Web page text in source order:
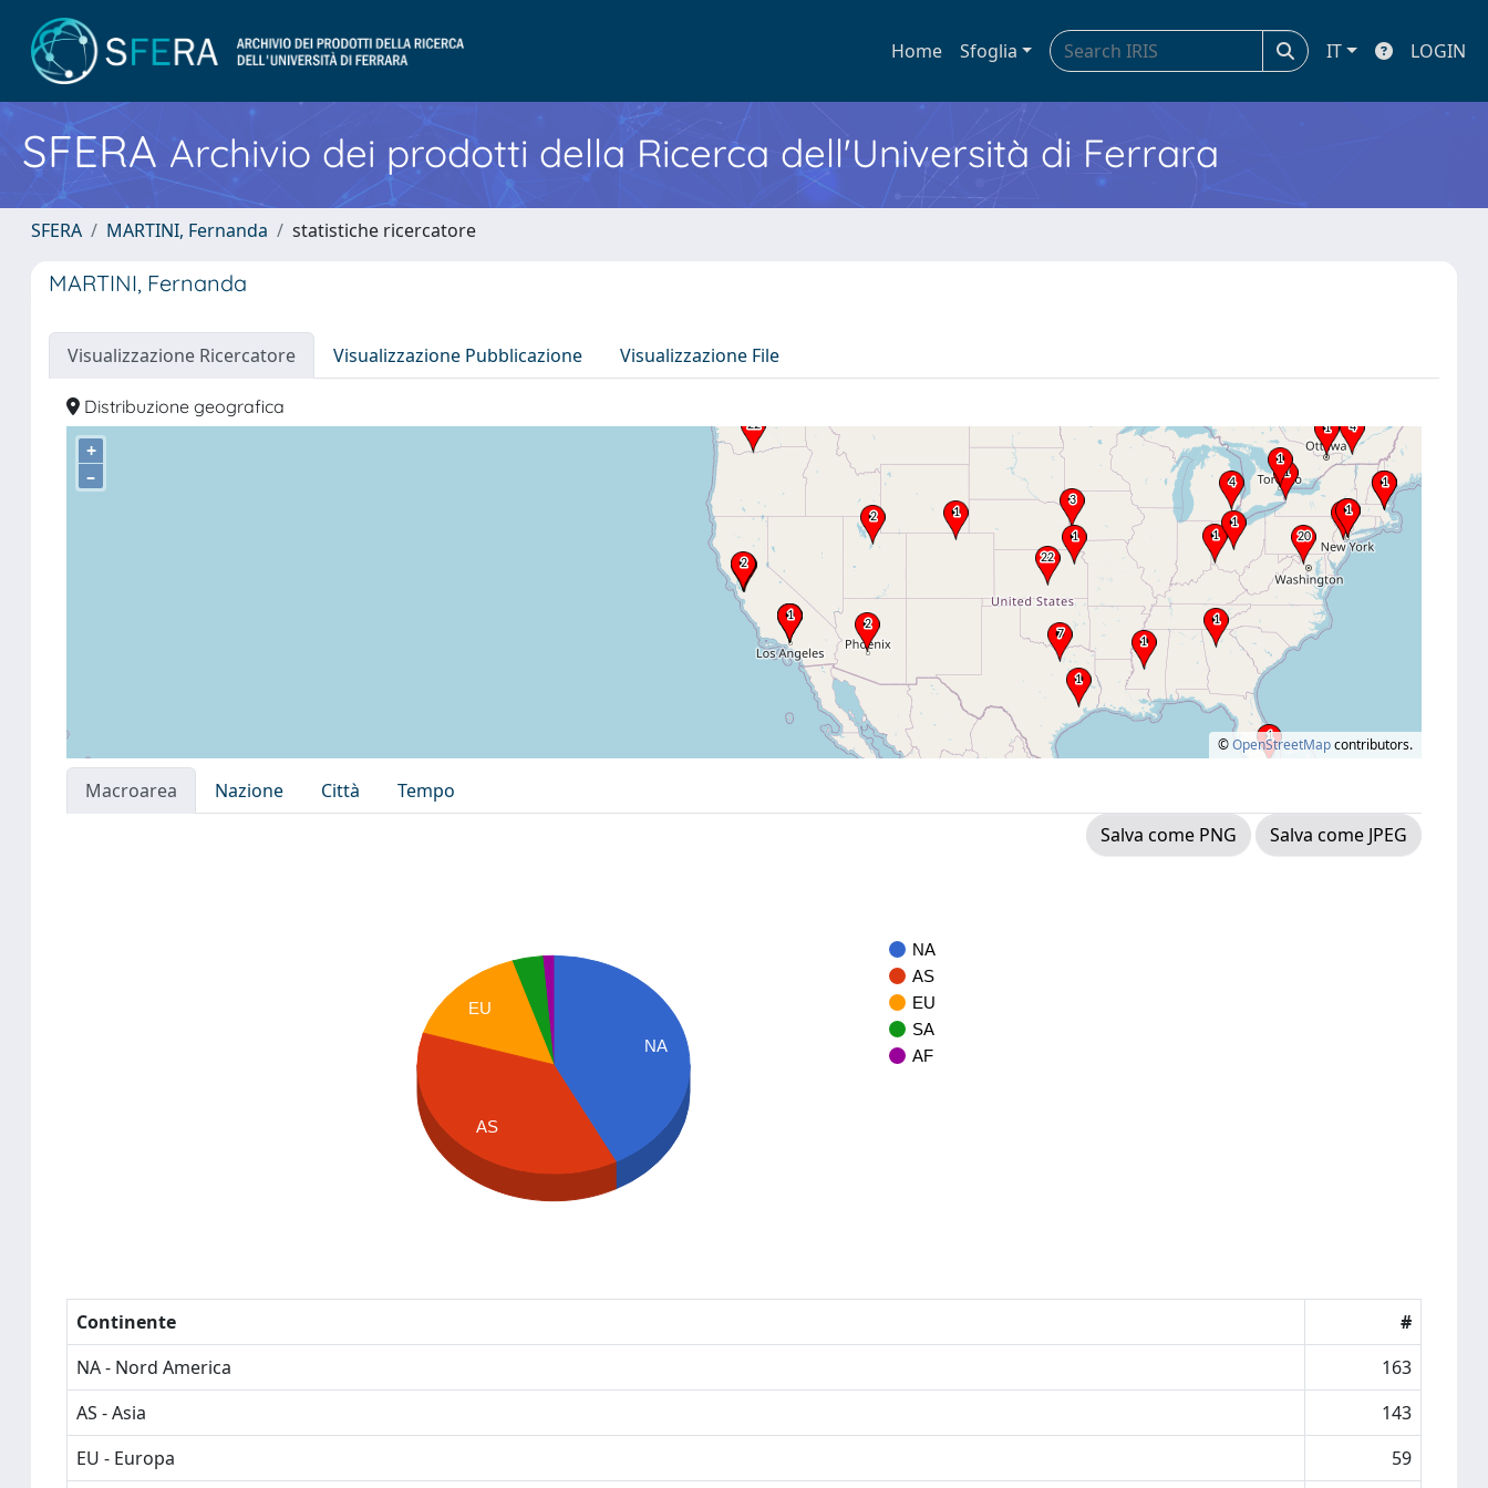
Home Sfoglia IT LOGIN
SFERA Archivio dei prodotti della Ricerca dell'Università di Ferrara
SFERA MARTINI, Fernanda statistiche ricercatore
MARTINI, Fernanda
Visualizzazione Ricercatore Visualizzazione Pubblicazione Visualizzazione File
Distribuzione geografica
+
–
©OpenStreetMapcontributors.
Macroarea Nazione Città
Tempo
Salva come PNG
Salva come JPEG
NA
AS
EU
SA
AF
NA
EU
AS
Continente
#
NA - Nord America
163
AS - Asia
143
EU - Europa
59